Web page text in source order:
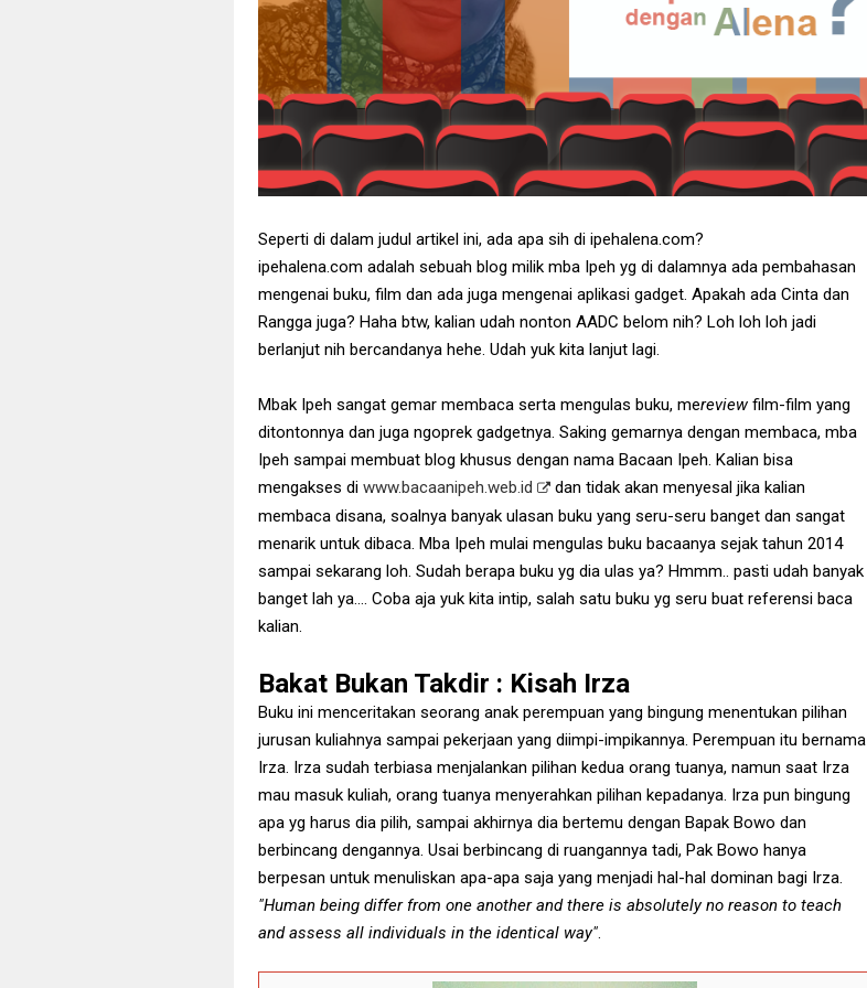
Seperti di dalam judul artikel ini, ada apa sih di ipehalena.com?
ipehalena.com adalah sebuah blog milik mba Ipeh yg di dalamnya ada pembahasan
mengenai buku, film dan ada juga mengenai aplikasi gadget. Apakah ada Cinta dan
Rangga juga? Haha btw, kalian udah nonton AADC belom nih? Loh loh loh jadi
berlanjut nih bercandanya hehe. Udah yuk kita lanjut lagi.
Mbak Ipeh sangat gemar membaca serta mengulas buku, mereview film-film yang
ditontonnya dan juga ngoprek gadgetnya. Saking gemarnya dengan membaca, mba
Ipeh sampai membuat blog khusus dengan nama Bacaan Ipeh. Kalian bisa
mengakses di www.bacaanipeh.web.id
dan tidak akan menyesal jika kalian
membaca disana, soalnya banyak ulasan buku yang seru-seru banget dan sangat
menarik untuk dibaca. Mba Ipeh mulai mengulas buku bacaanya sejak tahun 2014
sampai sekarang loh. Sudah berapa buku yg dia ulas ya? Hmmm.. pasti udah banyak
banget lah ya…. Coba aja yuk kita intip, salah satu buku yg seru buat referensi baca
kalian.
Bakat Bukan Takdir : Kisah Irza
Buku ini menceritakan seorang anak perempuan yang bingung menentukan pilihan
jurusan kuliahnya sampai pekerjaan yang diimpi-impikannya. Perempuan itu bernama
Irza. Irza sudah terbiasa menjalankan pilihan kedua orang tuanya, namun saat Irza
mau masuk kuliah, orang tuanya menyerahkan pilihan kepadanya. Irza pun bingung
apa yg harus dia pilih, sampai akhirnya dia bertemu dengan Bapak Bowo dan
berbincang dengannya. Usai berbincang di ruangannya tadi, Pak Bowo hanya
berpesan untuk menuliskan apa-apa saja yang menjadi hal-hal dominan bagi Irza.
"Human being differ from one another and there is absolutely no reason to teach
and assess all individuals in the identical way"